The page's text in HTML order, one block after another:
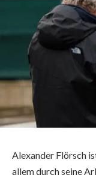
Alexander Flörsch
allem durch seine